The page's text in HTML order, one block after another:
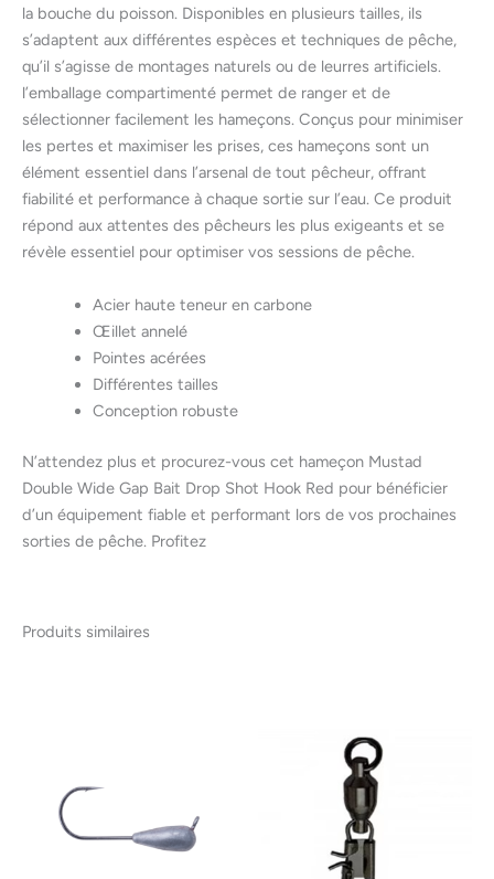
la bouche du poisson. Disponibles en plusieurs tailles, ils
s’adaptent aux différentes espèces et techniques de pêche,
qu’il s’agisse de montages naturels ou de leurres artificiels.
l’emballage compartimenté permet de ranger et de
sélectionner facilement les hameçons. Conçus pour minimiser
les pertes et maximiser les prises, ces hameçons sont un
élément essentiel dans l’arsenal de tout pêcheur, offrant
fiabilité et performance à chaque sortie sur l’eau. Ce produit
répond aux attentes des pêcheurs les plus exigeants et se
révèle essentiel pour optimiser vos sessions de pêche.
Acier haute teneur en carbone
Œillet annelé
Pointes acérées
Différentes tailles
Conception robuste
N’attendez plus et procurez-vous cet hameçon Mustad
Double Wide Gap Bait Drop Shot Hook Red pour bénéficier
d’un équipement fiable et performant lors de vos prochaines
sorties de pêche. Profitez
Produits similaires